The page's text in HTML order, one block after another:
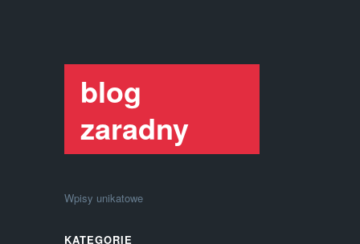
blog
zaradny
Wpisy unikatowe
KATEGORIE